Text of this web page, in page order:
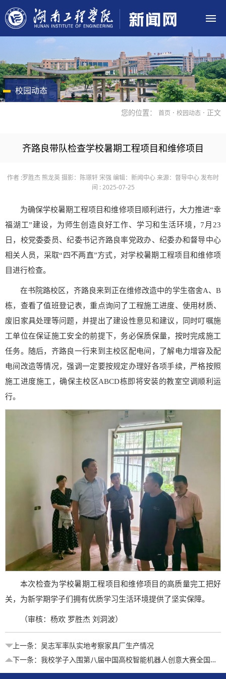
校园动态
您的位置： 首页 · 校园动态 · 正文
齐路良带队检查学校暑期工程项目和维修项目
作者 :罗胜杰 熊龙英摄影：陈璟轩 宋强 编辑：新闻中心来源：督导中心发布时
间 : 2025-07-25
为确保学校暑期工程项目和维修项目顺利进行，大力推进“幸
福湖工”建设，为师生创造良好工作、学习和生活环境，7月23
日，校党委委员、纪委书记齐路良率党政办、纪委办和督导中心
相关人员，采取“四不两直”方式，对学校暑期工程项目和维修项
目进行检查。
在书院路校区，齐路良来到正在维修改造中的学生宿舍A、B
栋，查看了值班登记表，重点询问了工程施工进度、使用材质、
废旧家具处理等问题，并提出了建设性意见和建议，同时叮嘱施
工单位在保证施工安全的前提下，务必保质保量，按时完成施工
任务。随后，齐路良一行来到主校区配电间，了解电力增容及配
电间改造等情况，强调一定要按规定办理好各项手续，严格按照
施工进度施工，确保主校区ABCD栋即将安装的教室空调顺利运
行。
本次检查为学校暑期工程项目和维修项目的高质量完工把好
关，为新学期学子们拥有优质学习生活环境提供了坚实保障。
（审核：杨欢 罗胜杰 刘洞波）
上一条： 吴志军率队实地考察家具厂生产情况
下一条：
我校学子入围第八届中国高校智能机器人创意大赛全国总决赛